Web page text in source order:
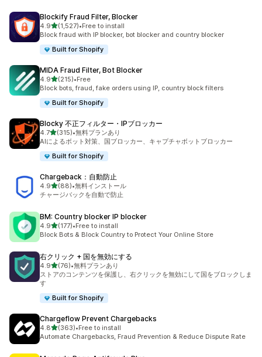
Blockify Fraud Filter, Blocker
4.95つ星中
(1,527)
合計レビュー数：1527件
•Free to install
Block fraud with IP blocker, bot blocker and country blocker
Built for Shopify
MIDA Fraud Filter, Bot Blocker
4.95つ星中
(215)
合計レビュー数：215件
•Free
Block bots, fraud, fake orders using IP, country block filters
Built for Shopify
Blocky 不正フィルター・IPブロッカー
4.75つ星中
(315)
合計レビュー数：315件
•無料プランあり
AIによるボット対策、国ブロッカー、キャプチャボットブロッカー
Built for Shopify
Chargeback：自動防止
4.95つ星中
(88)
合計レビュー数：88件
•無料インストール
チャージバックを自動で防止
BM: Country blocker IP blocker
4.95つ星中
(177)
合計レビュー数：177件
•Free to install
Block Bots & Block Country to Protect Your Online Store
右クリック + 国を無効にする
4.95つ星中
(76)
合計レビュー数：76件
•無料プランあり
ストアのコンテンツを保護し、右クリックを無効にして国をブロックしま
す
Built for Shopify
Chargeflow Prevent Chargebacks
4.85つ星中
(363)
合計レビュー数：363件
•Free to install
Automate Chargebacks, Fraud Prevention & Reduce Dispute Rate